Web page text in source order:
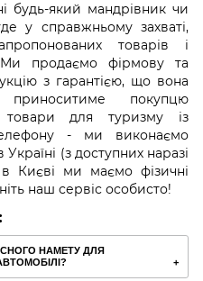
будь-який мандрівник чи
у справжньому захваті,
товарів і
Ми продаємо фірмову та
з гарантією, що вона
покупцю
товари для туризму із
- ми виконаємо
(з доступних наразі
Києві ми маємо фізичні
наш сервіс особисто!
НАМЕТУ ДЛЯ